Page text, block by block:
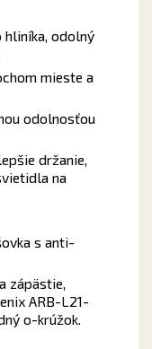
hliníka, odolný
mieste a
odolnosťou
držanie,
na
s anti-
zápästie,
ARB-L21-
o-krúžok.